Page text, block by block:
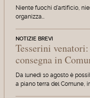
Niente fuochi d'artificio,
organizza…
NOTIZIE BREVI
Tesserini
consegna in
Da lunedì 10 agosto è
a piano terra del Comune,